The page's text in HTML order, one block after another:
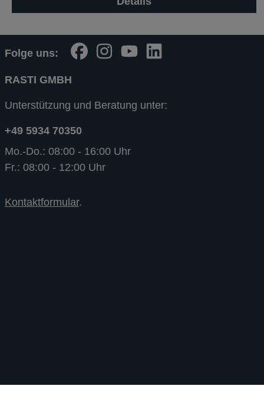
Folge uns:
RASTI GMBH
Unterstützung und Beratung unter:
+49 5934 70350
Mo.-Do.: 08:00 - 16:00 Uhr
Fr.: 08:00 - 12:00 Uhr
Kontaktformular.